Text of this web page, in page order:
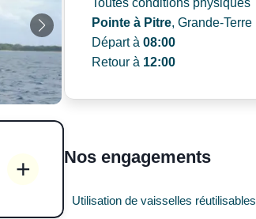
Pointe à Pitre, Grande-Terre
Départ à08:00
Retour à 12:00
Nos engagements
Utilisation de vaisselles réutilisables